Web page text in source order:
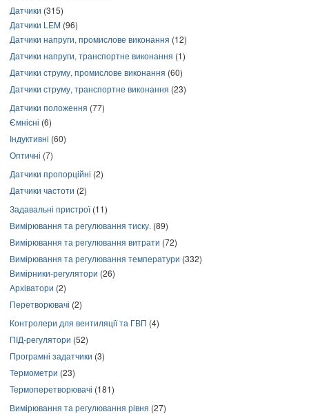
Датчики (315)
Датчики LEM (96)
Датчики напруги, промислове виконання (12)
Датчики напруги, транспортне виконання (1)
Датчики струму, промислове виконання (60)
Датчики струму, транспортне виконання (23)
Датчики положення (77)
Ємнісні (6)
Індуктивні (60)
Оптичні (7)
Датчики пропорційні (2)
Датчики частоти (2)
Задавальні пристрої(11)
Вимірювання та регулювання тиску. (89)
Вимірювання та регулювання витрати (72)
Вимірювання та регулювання температури (332)
Вимірники-регулятори (26)
Архіватори (2)
Перетворювачі (2)
Контролери для вентиляції та ГВП (4)
ПІД-регулятори (52)
Програмні задатчики (3)
Термометри (23)
Термоперетворювачі (181)
Вимірювання та регулювання рівня (27)